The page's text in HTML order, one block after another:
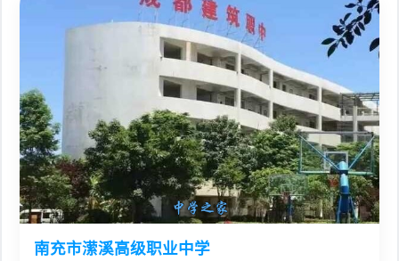
南充市潆溪高级职业中学